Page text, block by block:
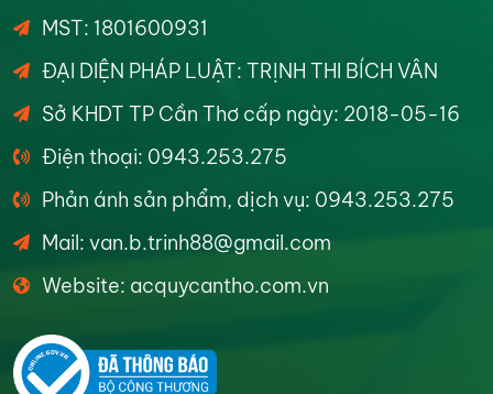
MST: 1801600931
ĐẠI DIỆN PHÁP LUẬT: TRỊNH THI BÍCH VÂN
Sở KHDT TP Cần Thơ cấp ngày: 2018-05-16
Điện thoại: 0943.253.275
Phản ánh sản phẩm, dịch vụ: 0943.253.275
Mail: van.b.trinh88@gmail.com
Website: acquycantho.com.vn